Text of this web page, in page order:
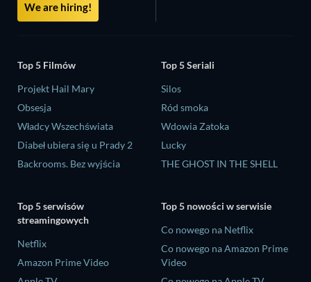
We are hiring!
Top 5 Filmów
Projekt Hail Mary
Obsesja
Władcy Wszechświata
Diabeł ubiera się u Prady 2
Backrooms. Bez wyjścia
Top 5 Seriali
Silos
Ród smoka
Wdowia Zatoka
Lucky
THE GHOST IN THE SHELL
Top 5 serwisów
streamingowych
Netflix
Amazon Prime Video
Top 5 nowości w serwisie
Co nowego na Netflix
Co nowego na Amazon Prime
Video